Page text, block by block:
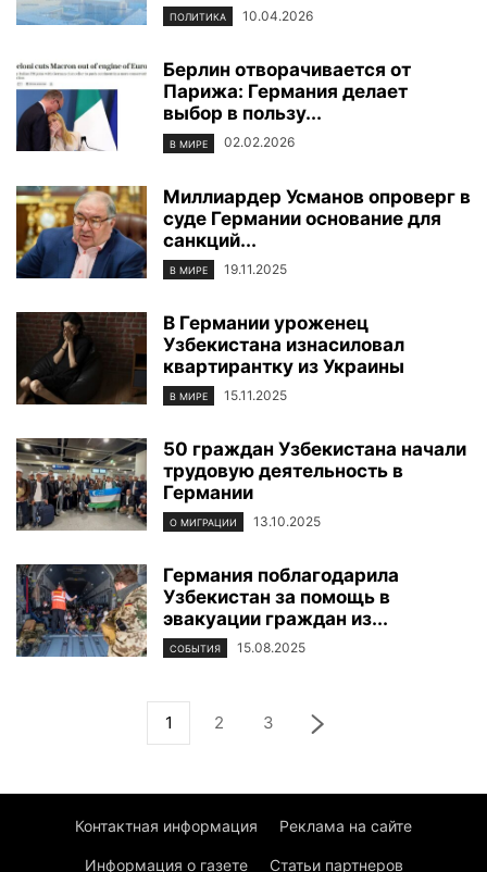
ПОЛИТИКА 10.04.2026
Берлин отворачивается от
Парижа: Германия делает
выбор в пользу...
В МИРЕ 02.02.2026
Миллиардер Усманов опроверг в
суде Германии основание для
санкций...
В МИРЕ 19.11.2025
В Германии уроженец
Узбекистана изнасиловал
квартирантку из Украины
В МИРЕ 15.11.2025
50 граждан Узбекистана начали
трудовую деятельность в
Германии
О МИГРАЦИИ 13.10.2025
Германия поблагодарила
Узбекистан за помощь в
эвакуации граждан из...
СОБЫТИЯ 15.08.2025
1 2 3
Контактная информация Реклама на сайте
Информация о газете Статьи партнеров